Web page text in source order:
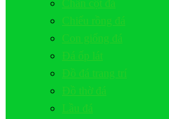
Chân cột đá
Chiếu rồng đá
Con giống đá
Đá ốp lát
Đồ đá trang trí
Đồ thờ đá
Lầu đá